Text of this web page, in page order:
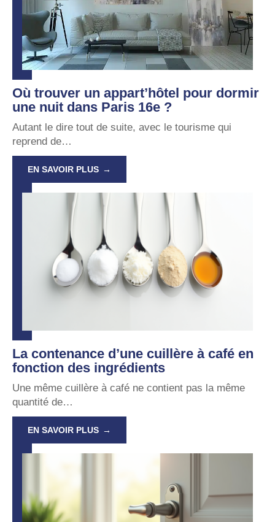
Où trouver un appart’hôtel pour dormir
une nuit dans Paris 16e ?
Autant le dire tout de suite, avec le tourisme qui
reprend de…
EN SAVOIR PLUS
La contenance d’une cuillère à café en
fonction des ingrédients
Une même cuillère à café ne contient pas la même
quantité de…
EN SAVOIR PLUS